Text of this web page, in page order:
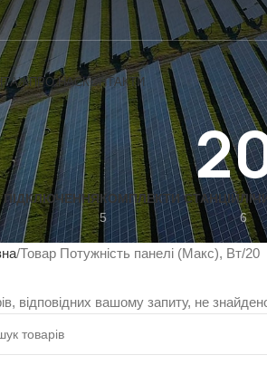
ПРО НАСКОНТАКТИ
КОМПЛЕКТИ СТАНЦІЙ
5
6
Товар Потужність панелі (Макс), Вт 20
відповідних вашому запиту, не